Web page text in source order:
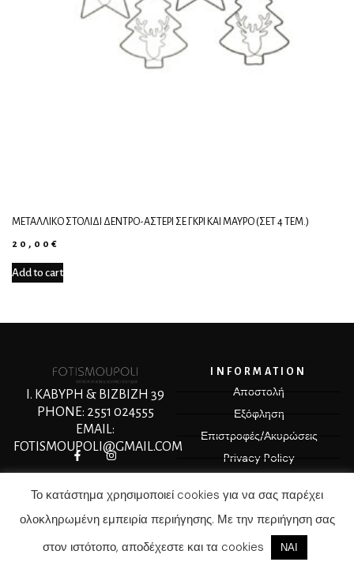
ΜΕΤΑΛΛΙΚΌ ΣΤΟΛΊΔΙ ΔΈΝΤΡΟ-ΑΣΤΈΡΙ ΣΕ ΓΚΡΙ ΚΑΙ ΜΑΎΡΟ (ΣΕΤ 4 ΤΕΜ.)
20,00 €
Add to cart
Ι. ΚΑΒΥΡΗ & ΒΙΖΒΙΖΗ 39
PHONE: 2551 024555
EMAIL:
FOTISMOUPOLI@GMAIL.COM
INFORMATION
Αποστολή
Εξόφληση
Επιστροφές/Ακυρώσεις
Privacy Policy
© COPYRIGHT 2025 MEDIASPOT.GR
Το κατάστημα χρησιμοποιεί cookies για να σας παρέχει
ολοκληρωμένη εμπειρία περιήγησης. Με την περιήγηση σας
στον ιστότοπο, αποδέχεστε και τα cookies
ΝΑΙ